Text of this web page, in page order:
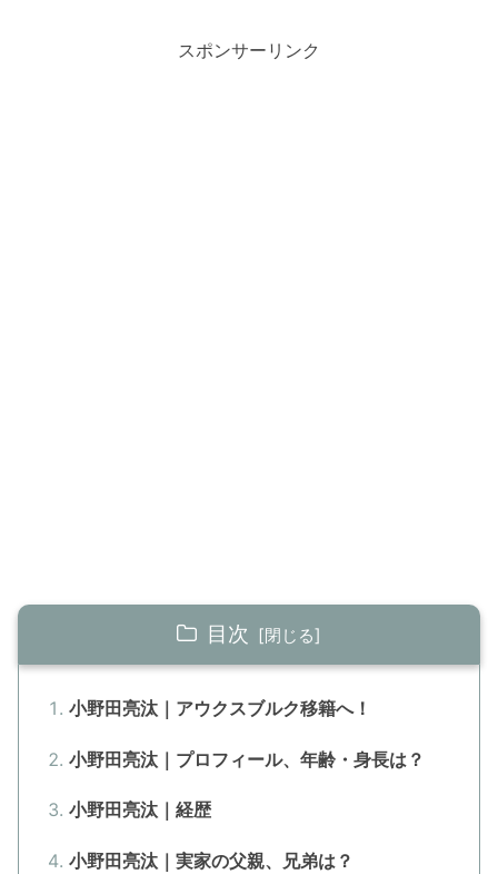
スポンサーリンク
目次
小野田亮汰｜アウクスブルク移籍へ！
小野田亮汰｜プロフィール、年齢・身長は？
小野田亮汰｜経歴
小野田亮汰｜実家の父親、兄弟は？